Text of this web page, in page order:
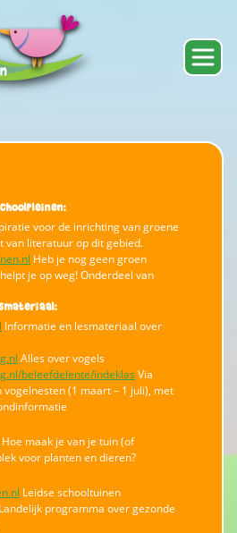
voor de inrichting van groene
van literatuur op dit gebied.
Heb je nog geen groen
je op weg! Onderdeel van
Informatie en lesmateriaal over
Alles over vogels
beleefdelente/indeklas Via
(1 maart – 1 juli), met
Hoe maak je van je tuin (of
voor planten en dieren?
Leidse schooltuinen
Landelijk programma over gezonde